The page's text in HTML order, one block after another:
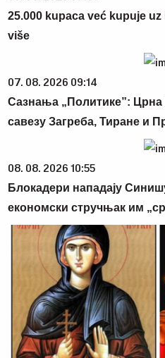
25.000 kupaca već kupuje
više
07. 08. 2026 09:14
Сазнања „Политике”: Црна
савезу Загреба, Тиране и
08. 08. 2026 10:55
Блокадери нападају
економски стручњак им